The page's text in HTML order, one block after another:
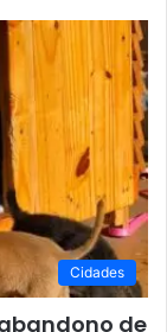
Cidades
de